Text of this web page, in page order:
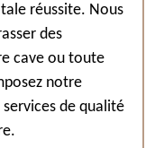
réussite. Nous
des
cave ou toute
notre
de qualité